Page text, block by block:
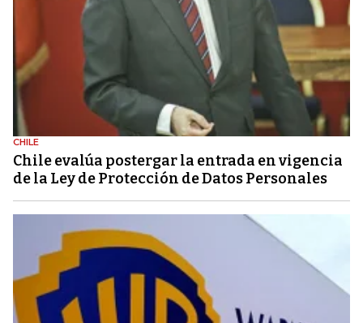
CHILE
Chile evalúa postergar la entrada en vigencia
de la Ley de Protección de Datos Personales